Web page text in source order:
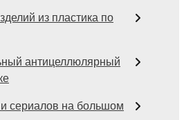
из пластика по
антицеллюлярный
сериалов на большом